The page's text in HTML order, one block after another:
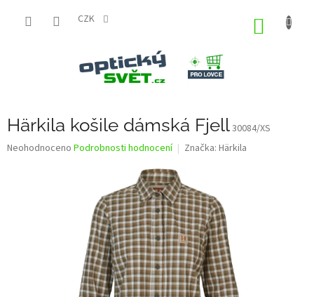
CZK
Härkila košile dámská Fjell30084/XS
Průměrné
Neohodnoceno Podrobnosti hodnocení Značka: Härkila